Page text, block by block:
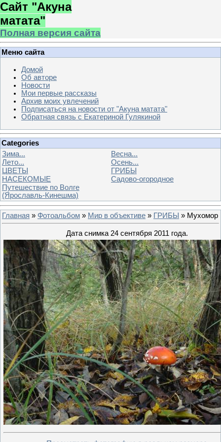
Сайт "Акуна
матата"
Полная версия сайта
Меню сайта
Домой
Об авторе
Новости
Мои первые рассказы
Архив моих увлечений
Подписаться на новости от "Акуна матата"
Обратная связь с Екатериной Гулякиной
Categories
Зима...
Весна...
Лето...
Осень...
ЦВЕТЫ
ГРИБЫ
НАСЕКОМЫЕ
Садово-огородное
Путешествие по Волге
(Ярославль-Кинешма)
Главная » Фотоальбом » Мир в объективе » ГРИБЫ » Мухомор
Дата снимка 24 сентября 2011 года.